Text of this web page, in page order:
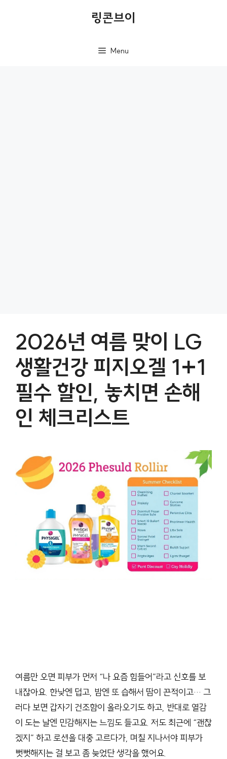
링콘브이
Menu
2026년 여름 맞이 LG
생활건강 피지오겔 1+1
필수 할인, 놓치면 손해
인 체크리스트
여름만 오면 피부가 먼저 “나 요즘 힘들어”라고 신호를 보
내잖아요. 한낮엔 덥고, 밤엔 또 습해서 땀이 끈적이고… 그
러다 보면 갑자기 건조함이 올라오기도 하고, 반대로 열감
이 도는 날엔 민감해지는 느낌도 들고요. 저도 최근에 “괜찮
겠지” 하고 로션을 대충 고르다가, 며칠 지나서야 피부가
뻣뻣해지는 걸 보고 좀 늦었단 생각을 했어요.